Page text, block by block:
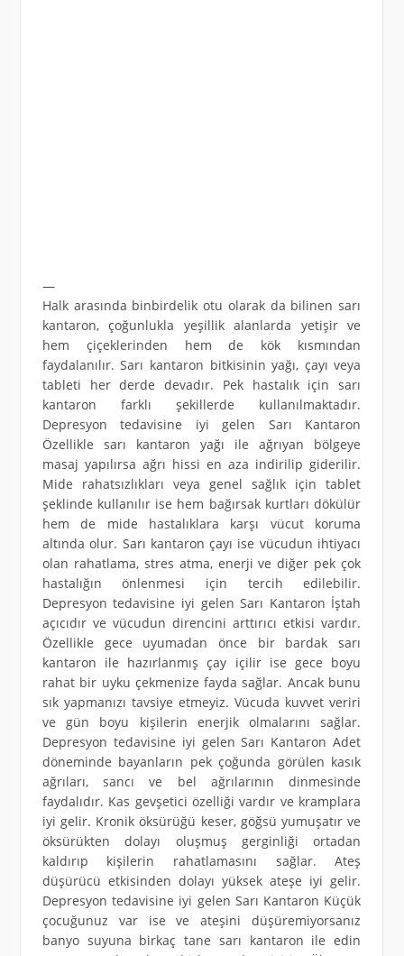
—
Halk arasında binbirdelik otu olarak da bilinen sarı
kantaron, çoğunlukla yeşillik alanlarda yetişir ve
hem çiçeklerinden hem de kök kısmından
faydalanılır. Sarı kantaron bitkisinin yağı, çayı veya
tableti her derde devadır. Pek hastalık için sarı
kantaron farklı şekillerde kullanılmaktadır.
Depresyon tedavisine iyi gelen Sarı Kantaron
Özellikle sarı kantaron yağı ile ağrıyan bölgeye
masaj yapılırsa ağrı hissi en aza indirilip giderilir.
Mide rahatsızlıkları veya genel sağlık için tablet
şeklinde kullanılır ise hem bağırsak kurtları dökülür
hem de mide hastalıklara karşı vücut koruma
altında olur. Sarı kantaron çayı ise vücudun ihtiyacı
olan rahatlama, stres atma, enerji ve diğer pek çok
hastalığın önlenmesi için tercih edilebilir.
Depresyon tedavisine iyi gelen Sarı Kantaron İştah
açıcıdır ve vücudun direncini arttırıcı etkisi vardır.
Özellikle gece uyumadan önce bir bardak sarı
kantaron ile hazırlanmış çay içilir ise gece boyu
rahat bir uyku çekmenize fayda sağlar. Ancak bunu
sık yapmanızı tavsiye etmeyiz. Vücuda kuvvet veriri
ve gün boyu kişilerin enerjik olmalarını sağlar.
Depresyon tedavisine iyi gelen Sarı Kantaron Adet
döneminde bayanların pek çoğunda görülen kasık
ağrıları, sancı ve bel ağrılarının dinmesinde
faydalıdır. Kas gevşetici özelliği vardır ve kramplara
iyi gelir. Kronik öksürüğü keser, göğsü yumuşatır ve
öksürükten dolayı oluşmuş gerginliği ortadan
kaldırıp kişilerin rahatlamasını sağlar. Ateş
düşürücü etkisinden dolayı yüksek ateşe iyi gelir.
Depresyon tedavisine iyi gelen Sarı Kantaron Küçük
çocuğunuz var ise ve ateşini düşüremiyorsanız
banyo suyuna birkaç tane sarı kantaron ile edin